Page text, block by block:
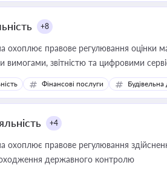
+8
охоплює правове регулювання оцінки
вимогами, звітністю та цифровими
сфері корисне для власника бізнесу,
державного майна, корпоративних
Фінансові послуги Будівельна
+4
охоплює правове регулювання
державного контролю